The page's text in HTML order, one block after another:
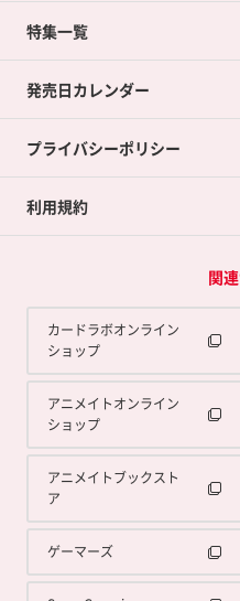
ネット買取について
買取承諾書について
ポイントカードTOP
ポイント交換景品
特集一覧
発売日カレンダー
プライバシーポリシー
利用規約
関
カードラボオンライン
ショップ
アニメイトオンライン
ショップ
アニメイトブックスト
ア
ゲーマーズ